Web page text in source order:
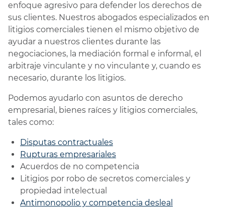
enfoque agresivo para defender los derechos de
sus clientes. Nuestros abogados especializados en
litigios comerciales tienen el mismo objetivo de
ayudar a nuestros clientes durante las
negociaciones, la mediación formal e informal, el
arbitraje vinculante y no vinculante y, cuando es
necesario, durante los litigios.
Podemos ayudarlo con asuntos de derecho
empresarial, bienes raíces y litigios comerciales,
tales como:
Disputas contractuales
Rupturas empresariales
Acuerdos de no competencia
Litigios por robo de secretos comerciales y
propiedad intelectual
Antimonopolio y competencia desleal